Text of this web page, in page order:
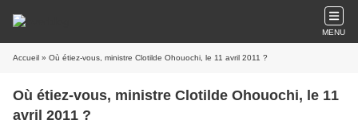
MENU
Accueil » Où étiez-vous, ministre Clotilde Ohouochi, le 11 avril 2011 ?
Où étiez-vous, ministre Clotilde Ohouochi, le 11
avril 2011 ?